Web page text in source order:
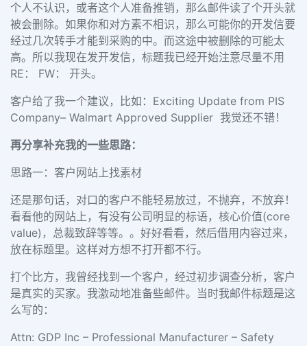
个人不认识，或者这个人准备推销，那么邮件读了个开头就
被会删除。如果你和对方素不相识，那么可能你的开发信要
经过几次转手才能到采购的中。而这途中被删除的可能太
高。所以我现在发开发信，标题我已经开始注意尽量不用
RE： FW： 开头。
客户给了我一个建议，比如：Exciting Update from PIS
Company– Walmart Approved Supplier 我觉还不错！
再分享补充我的一些思路：
思路一：客户网站上找素材
还是那句话，对口的客户不能轻易放过，不抛弃，不放弃！
看看他的网站上，有没有公司 明显的标语，核心价值(core
value)，总裁致辞等等。。好好看看，然后借用内容过来，
放在标题里。这样对方想不打开都不行。
打个比方，我曾经找到一个客户，经过初步调查分析，客户
是真实的买家。我激动地准备些邮件。当时我邮件标题是这
么写的：
Attn: GDP Inc – Professional Manufacturer – Safety